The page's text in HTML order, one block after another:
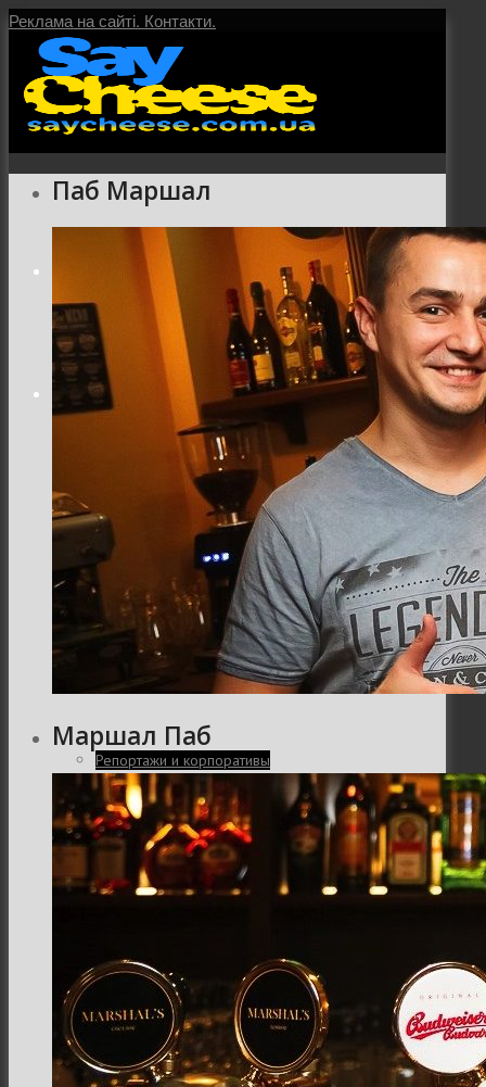
Реклама на сайті. Контакти.
Послуги
Интерьер и архитектура
Фотосессии и каталоги
Репортажи и корпоративы
Фуд фотограф
Семейная и детская фотосъемка
Паб Маршал
Маршал Паб